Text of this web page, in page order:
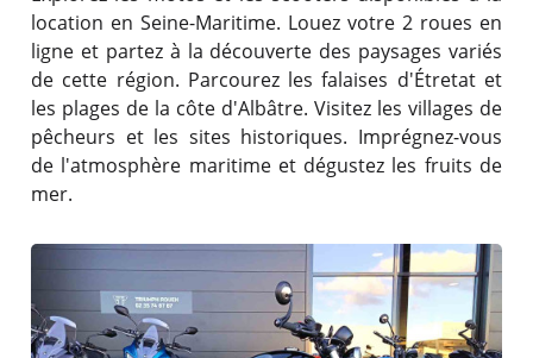
location en Seine-Maritime. Louez votre 2 roues en
ligne et partez à la découverte des paysages variés
de cette région. Parcourez les falaises d'Étretat et
les plages de la côte d'Albâtre. Visitez les villages de
pêcheurs et les sites historiques. Imprégnez-vous
de l'atmosphère maritime et dégustez les fruits de
mer.